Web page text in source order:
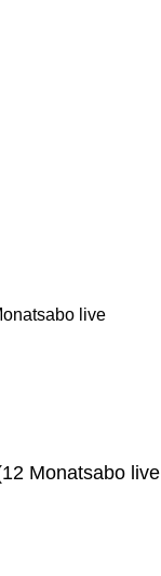
live
Monatsabo live